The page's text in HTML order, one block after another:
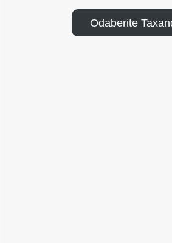
Odaberite